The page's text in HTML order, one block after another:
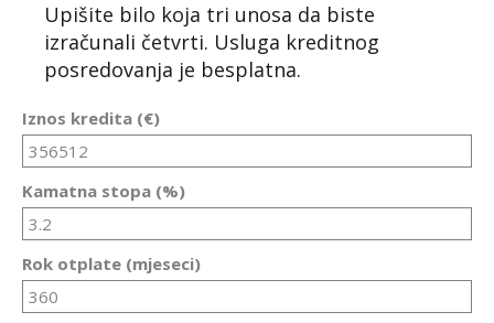
Upišite bilo koja tri unosa da biste
izračunali četvrti. Usluga kreditnog
posredovanja je besplatna.
Iznos kredita (€)
Kamatna stopa (%)
Rok otplate (mjeseci)